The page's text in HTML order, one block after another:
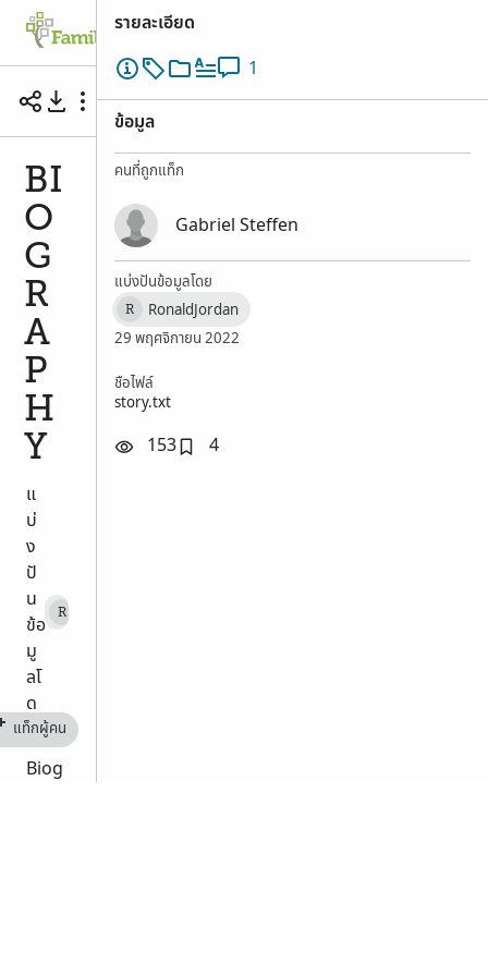
BIOGRAPHY
BI
O
G
R
A
P
H
Y
แ
บ่
ง
ปั
น
ข้อ
มู
ลโ
ด
ย
R
Biog
แท็กผู้คน
รายละเอียด
1
ข้อมูล
คนที่ถูกแท็ก
Gabriel Steffen
แบ่งปันข้อมูลโดย
R
RonaldJordan
29 พฤศจิกายน 2022
ชื่อไฟล์
story.txt
153 4